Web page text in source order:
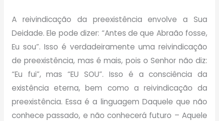
A reivindicação da preexistência envolve a Sua
Deidade. Ele pode dizer: “Antes de que Abraão fosse,
Eu sou”. Isso é verdadeiramente uma reivindicação
de preexistência, mas é mais, pois o Senhor não diz:
“Eu fui”, mas “EU SOU”. Isso é a consciência da
existência eterna, bem como a reivindicação da
preexistência. Essa é a linguagem Daquele que não
conhece passado, e não conhecerá futuro – Aquele